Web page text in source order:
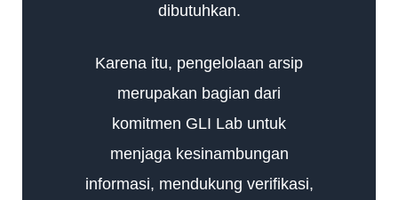
dibutuhkan.
Karena itu, pengelolaan arsip
merupakan bagian dari
komitmen GLI Lab untuk
menjaga kesinambungan
informasi, mendukung verifikasi,